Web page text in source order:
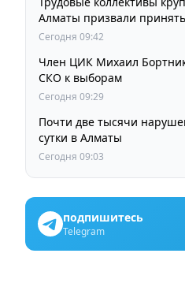
Алматы призвали
членов Курултая
Сегодня 09:42
Член ЦИК Михаил
СКО к выборам
Сегодня 09:29
Почти две тысячи
сутки в Алматы
Сегодня 09:03
подпишитесь
Telegram